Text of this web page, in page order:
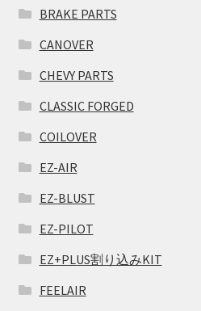
BRAKE PARTS
CANOVER
CHEVY PARTS
CLASSIC FORGED
COILOVER
EZ-AIR
EZ-BLUST
EZ-PILOT
EZ+PLUS割り込みKIT
FEELAIR